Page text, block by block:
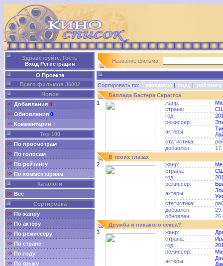
Здравствуйте, Гость
Вход Регистрация
О Проекте
Всего фильмов 36002
Новое
Добавления 0
Обновления 0
Комментарии 0
Top 100
По просмотрам
По голосам
По рейтингу
По комментариям
Каталоги
Все
Сортировка
По жанру
По актёру
По режиссеру
По стране
По году
По языку
Название фильма:
Сортировать по: названию | году | рейтингу
Баллада Бастера Скраггса
1
жанр:
страна:
год:
режиссер:
актеры:
статистика:
добавлен:
В твоих глазах
2
жанр:
страна:
год:
режиссер:
актеры:
статистика:
добавлен:
обновлен:
Дружба и никакого секса?
3
жанр:
страна:
год:
режиссер:
актеры: